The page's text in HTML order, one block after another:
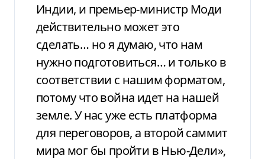
Индии, и премьер-министр Моди
действительно может это
сделать… но я думаю, что нам
нужно подготовиться… и только в
соответствии с нашим форматом,
потому что война идет на нашей
земле. У нас уже есть платформа
для переговоров, а второй саммит
мира мог бы пройти в Нью-Дели»,